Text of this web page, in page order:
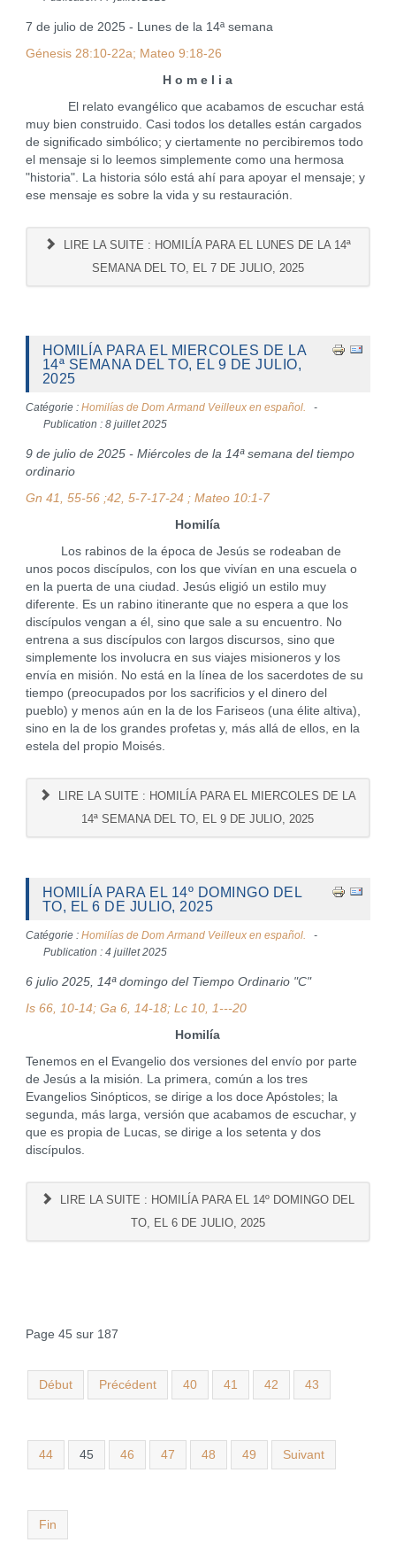
7 de julio de 2025 - Lunes de la 14ª semana
Génesis 28:10-22a; Mateo 9:18-26
H o m e l i a
El relato evangélico que acabamos de escuchar está
muy bien construido. Casi todos los detalles están cargados
de significado simbólico; y ciertamente no percibiremos todo
el mensaje si lo leemos simplemente como una hermosa
"historia". La historia sólo está ahí para apoyar el mensaje; y
ese mensaje es sobre la vida y su restauración.
LIRE LA SUITE : HOMILÍA PARA EL LUNES DE LA 14ª
SEMANA DEL TO, EL 7 DE JULIO, 2025
HOMILÍA PARA EL MIERCOLES DE LA
14ª SEMANA DEL TO, EL 9 DE JULIO,
2025
Catégorie : Homilías de Dom Armand Veilleux en español.
Publication : 8 juillet 2025
9 de julio de 2025 - Miércoles de la 14ª semana del tiempo
ordinario
Gn 41, 55-56 ;42, 5-7-17-24 ; Mateo 10:1-7
Homilía
Los rabinos de la época de Jesús se rodeaban de
unos pocos discípulos, con los que vivían en una escuela o
en la puerta de una ciudad. Jesús eligió un estilo muy
diferente. Es un rabino itinerante que no espera a que los
discípulos vengan a él, sino que sale a su encuentro. No
entrena a sus discípulos con largos discursos, sino que
simplemente los involucra en sus viajes misioneros y los
envía en misión. No está en la línea de los sacerdotes de su
tiempo (preocupados por los sacrificios y el dinero del
pueblo) y menos aún en la de los Fariseos (una élite altiva),
sino en la de los grandes profetas y, más allá de ellos, en la
estela del propio Moisés.
LIRE LA SUITE : HOMILÍA PARA EL MIERCOLES DE LA
14ª SEMANA DEL TO, EL 9 DE JULIO, 2025
HOMILÍA PARA EL 14º DOMINGO DEL
TO, EL 6 DE JULIO, 2025
Catégorie : Homilías de Dom Armand Veilleux en español.
Publication : 4 juillet 2025
6 julio 2025, 14ª domingo del Tiempo Ordinario "C"
Is 66, 10-14; Ga 6, 14-18; Lc 10, 1---20
Homilía
Tenemos en el Evangelio dos versiones del envío por parte
de Jesús a la misión. La primera, común a los tres
Evangelios Sinópticos, se dirige a los doce Apóstoles; la
segunda, más larga, versión que acabamos de escuchar, y
que es propia de Lucas, se dirige a los setenta y dos
discípulos.
LIRE LA SUITE : HOMILÍA PARA EL 14º DOMINGO DEL
TO, EL 6 DE JULIO, 2025
Page 45 sur 187
Début Précédent 40 41 42 43
44 45 46 47 48 49 Suivant
Fin